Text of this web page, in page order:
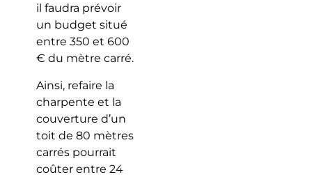
il faudra prévoir
un budget situé
entre 350 et 600
€ du mètre carré.
Ainsi, refaire la
charpente et la
couverture d’un
toit de 80 mètres
carrés pourrait
coûter entre 24